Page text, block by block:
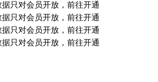
据只对会员开放，前往开通
据只对会员开放，前往开通
据只对会员开放，前往开通
据只对会员开放，前往开通